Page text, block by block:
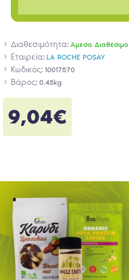
Διαθεσιμότητα: Άμεσα Διαθέσιμο
Εταιρεία: LA ROCHE POSAY
Κωδικός: 10017570
Βάρος: 0.45kg
9,04€